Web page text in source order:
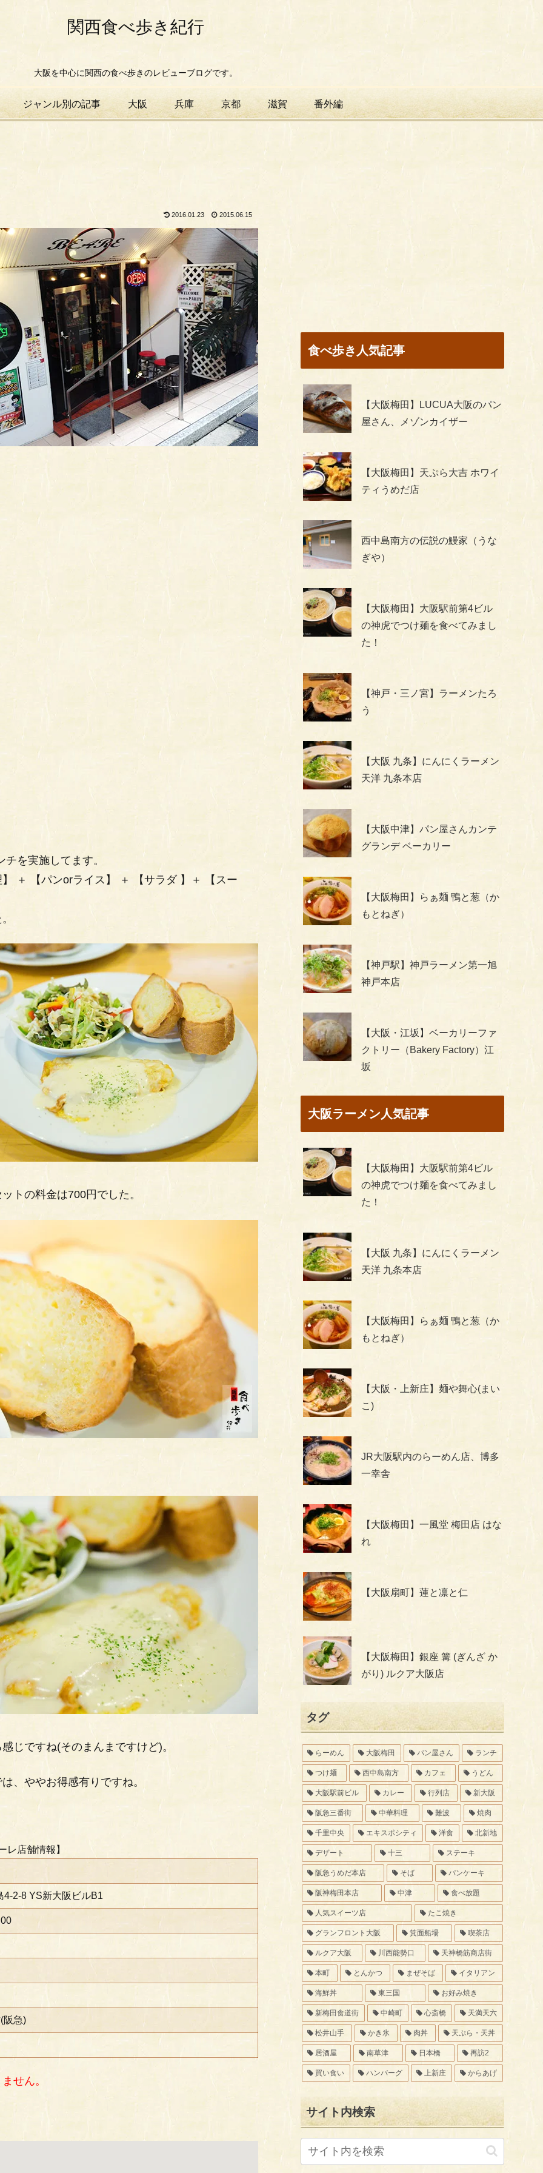
関西食べ歩き紀行
大阪を中心に関西の食べ歩きのレビューブログです。
ジャンル別の記事 大阪 兵庫 京都 滋賀 番外編
2016.01.23 2015.06.15
を実施してます。
＋ 【パンorライス】 ＋ 【サラダ 】＋ 【スー
トの料金は700円でした。
じですね(そのまんまですけど)。
、ややお得感有りですね。
レ店舗情報】
4-2-8 YS新大阪ビルB1
阪急)
せん。
食べ歩き人気記事
【大阪梅田】LUCUA大阪のパン
屋さん、メゾンカイザー
【大阪梅田】天ぷら大吉 ホワイ
ティうめだ店
西中島南方の伝説の鰻家（うな
ぎや）
【大阪梅田】大阪駅前第4ビル
の神虎でつけ麺を食べてみまし
た！
【神戸・三ノ宮】ラーメンたろ
う
【大阪 九条】にんにくラーメン
天洋 九条本店
【大阪中津】パン屋さんカンテ
グランデ ベーカリー
【大阪梅田】らぁ麺 鴨と葱（か
もとねぎ）
【神戸駅】神戸ラーメン第一旭
神戸本店
【大阪・江坂】ベーカリーファ
クトリー（Bakery Factory）江
坂
大阪ラーメン人気記事
【大阪梅田】大阪駅前第4ビル
の神虎でつけ麺を食べてみまし
た！
【大阪 九条】にんにくラーメン
天洋 九条本店
【大阪梅田】らぁ麺 鴨と葱（か
もとねぎ）
【大阪・上新庄】麺や舞心(まい
こ)
JR大阪駅内のらーめん店、博多
一幸舎
【大阪梅田】一風堂 梅田店 はな
れ
【大阪扇町】蓮と凛と仁
【大阪梅田】銀座 篝 (ぎんざ か
がり) ルクア大阪店
タグ
らーめん 大阪梅田 パン屋さん ランチ
つけ麺 西中島南方 カフェ うどん
大阪駅前ビル カレー 行列店 新大阪
阪急三番街 中華料理 難波 焼肉
千里中央 エキスポシティ 洋食 北新地
デザート 十三 ステーキ
阪急うめだ本店 そば パンケーキ
阪神梅田本店 中津 食べ放題
人気スイーツ店 たこ焼き
グランフロント大阪 箕面船場 喫茶店
ルクア大阪 川西能勢口 天神橋筋商店街
本町 とんかつ まぜそば イタリアン
海鮮丼 東三国 お好み焼き
新梅田食道街 中崎町 心斎橋 天満天六
松井山手 かき氷 肉丼 天ぷら・天丼
居酒屋 南草津 日本橋 再訪2
買い食い ハンバーグ 上新庄 からあげ
サイト内検索